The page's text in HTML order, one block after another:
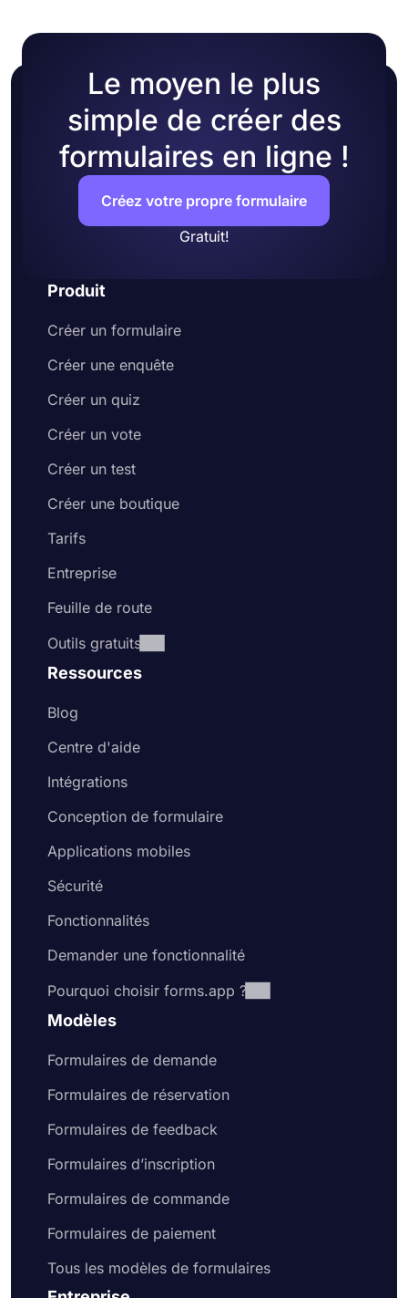
Le moyen le plus
simple de créer des
formulaires en ligne !
Créez votre propre formulaire
Gratuit!
Produit
Créer un formulaire
Créer une enquête
Créer un quiz
Créer un vote
Créer un test
Créer une boutique
Tarifs
Entreprise
Feuille de route
Outils gratuits
Ressources
Blog
Centre d'aide
Intégrations
Conception de formulaire
Applications mobiles
Sécurité
Fonctionnalités
Demander une fonctionnalité
Pourquoi choisir forms.app ?
Modèles
Formulaires de demande
Formulaires de réservation
Formulaires de feedback
Formulaires d’inscription
Formulaires de commande
Formulaires de paiement
Tous les modèles de formulaires